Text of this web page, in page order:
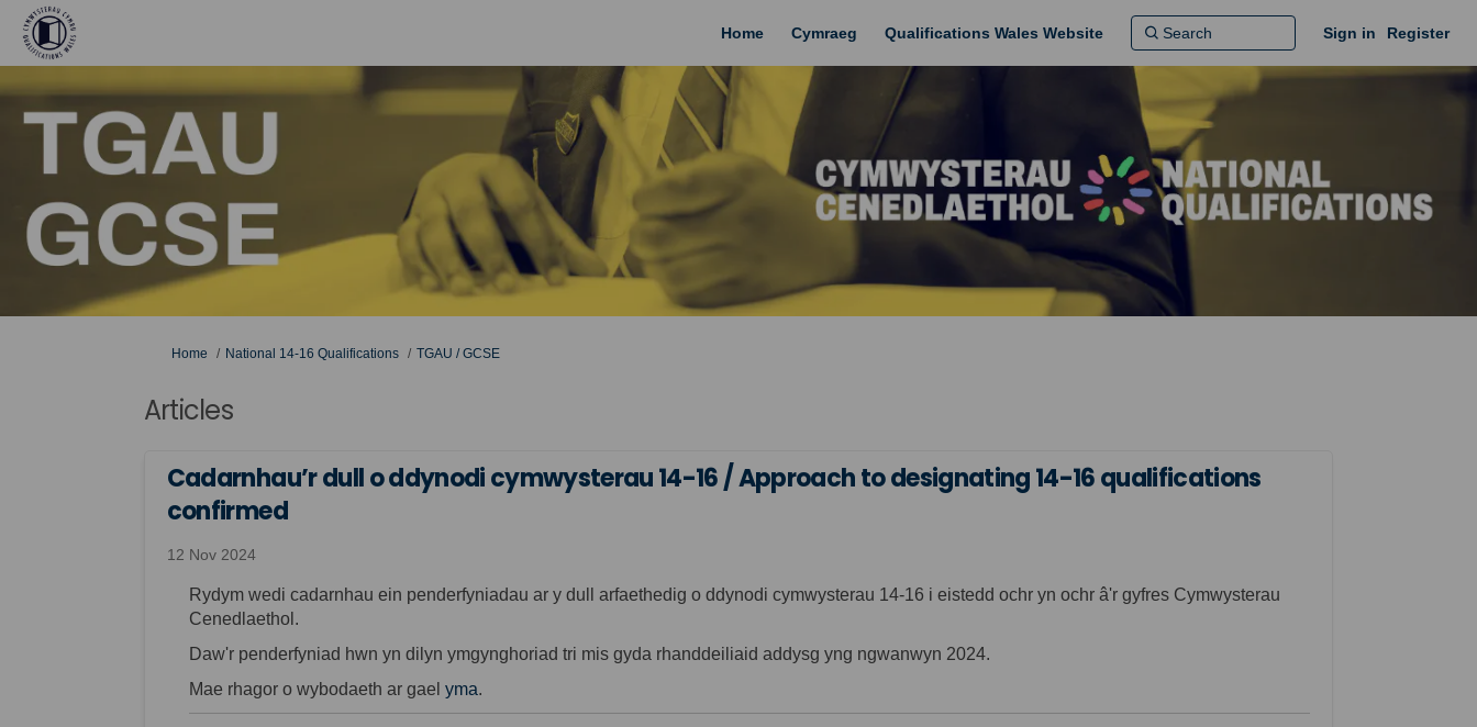
Home Cymraeg Qualifications Wales Website Sign in Register
You are here:
Home National 14-16 Qualifications TGAU / GCSE
Articles
Cadarnhau’r dull o ddynodi cymwysterau 14-16 / Approach to designating 14-16 qualifications
confirmed
12 Nov 2024
Rydym wedi cadarnhau ein penderfyniadau ar y dull arfaethedig o ddynodi cymwysterau 14-16 i eistedd ochr yn ochr â'r gyfres Cymwysterau
Cenedlaethol.
Daw'r penderfyniad hwn yn dilyn ymgynghoriad tri mis gyda rhanddeiliaid addysg yng ngwanwyn 2024.
Mae rhagor o wybodaeth ar gael yma.